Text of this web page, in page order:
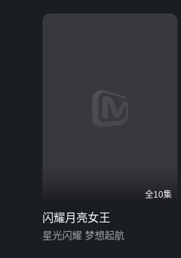
全10集
闪耀月亮女王
星光闪耀 梦想起航